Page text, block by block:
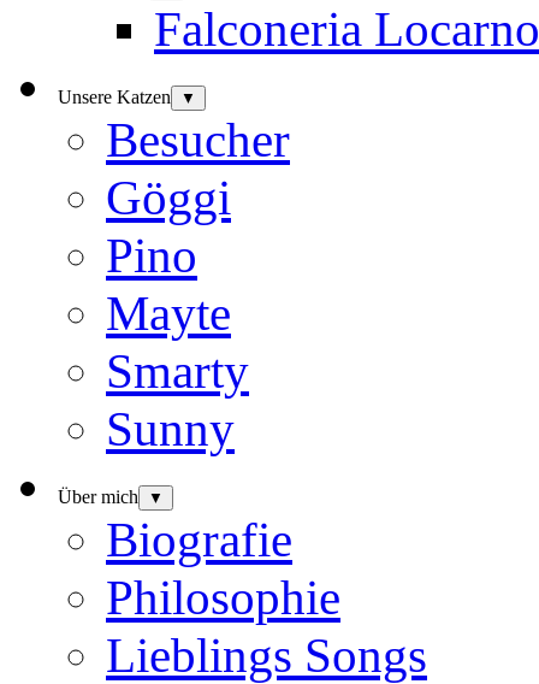
Falconeria Locarno
Unsere Katzen ▼
Besucher
Göggi
Pino
Mayte
Smarty
Sunny
Über mich ▼
Biografie
Philosophie
Lieblings Songs